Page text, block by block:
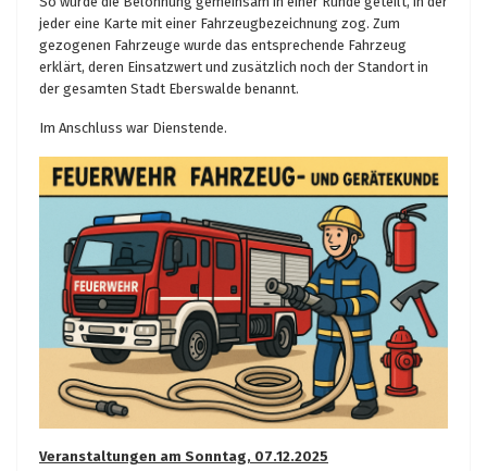
jeder eine Karte mit einer Fahrzeugbezeichnung zog. Zum
gezogenen Fahrzeuge wurde das entsprechende Fahrzeug
erklärt, deren Einsatzwert und zusätzlich noch der Standort in
der gesamten Stadt Eberswalde benannt.
Im Anschluss war Dienstende.
Veranstaltungen am Sonntag, 07.12.2025